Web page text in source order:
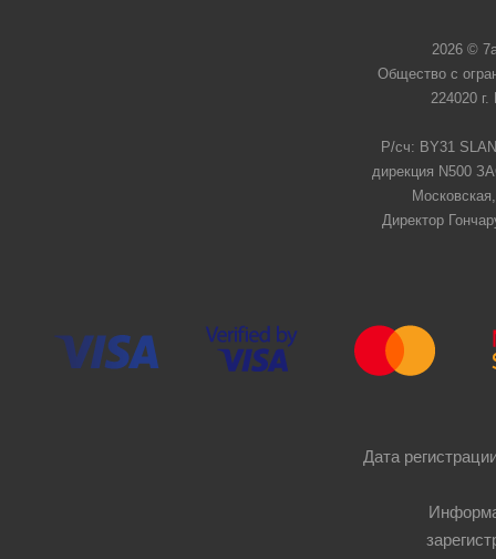
2026 ©
Общество с
224020
Р/сч: BY31
дирекция N500
Директор
Дата